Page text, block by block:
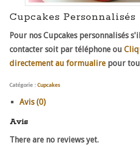
Cupcakes Personnalisés
Pour nos Cupcakes personnalisés
contacter soit par téléphone ou
directement au formualire pour
Catégorie : Cupcakes
Avis (0)
Avis
There are no reviews yet.